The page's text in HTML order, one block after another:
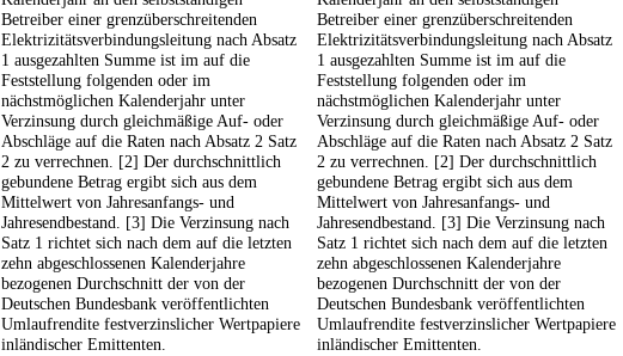
Betreiber einer grenzüberschreitenden
Elektrizitätsverbindungsleitung nach Absatz
1 ausgezahlten Summe ist im auf die
Feststellung folgenden oder im
nächstmöglichen Kalenderjahr unter
Verzinsung durch gleichmäßige Auf- oder
Abschläge auf die Raten nach Absatz 2 Satz
2 zu verrechnen. [2] Der durchschnittlich
gebundene Betrag ergibt sich aus dem
Mittelwert von Jahresanfangs- und
Jahresendbestand. [3] Die Verzinsung nach
Satz 1 richtet sich nach dem auf die letzten
zehn abgeschlossenen Kalenderjahre
bezogenen Durchschnitt der von der
Deutschen Bundesbank veröffentlichten
Umlaufrendite festverzinslicher Wertpapiere
inländischer Emittenten.
Betreiber einer grenzüberschreitenden
Elektrizitätsverbindungsleitung nach Absatz
1 ausgezahlten Summe ist im auf die
Feststellung folgenden oder im
nächstmöglichen Kalenderjahr unter
Verzinsung durch gleichmäßige Auf- oder
Abschläge auf die Raten nach Absatz 2 Satz
2 zu verrechnen. [2] Der durchschnittlich
gebundene Betrag ergibt sich aus dem
Mittelwert von Jahresanfangs- und
Jahresendbestand. [3] Die Verzinsung nach
Satz 1 richtet sich nach dem auf die letzten
zehn abgeschlossenen Kalenderjahre
bezogenen Durchschnitt der von der
Deutschen Bundesbank veröffentlichten
Umlaufrendite festverzinslicher Wertpapiere
inländischer Emittenten.